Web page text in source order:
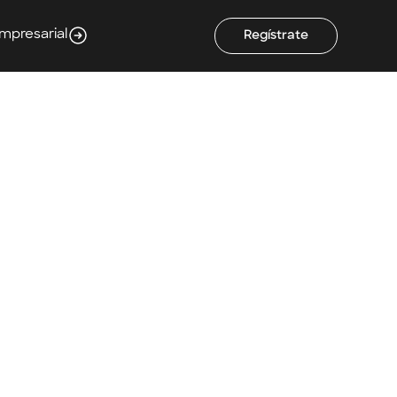
Regístrate